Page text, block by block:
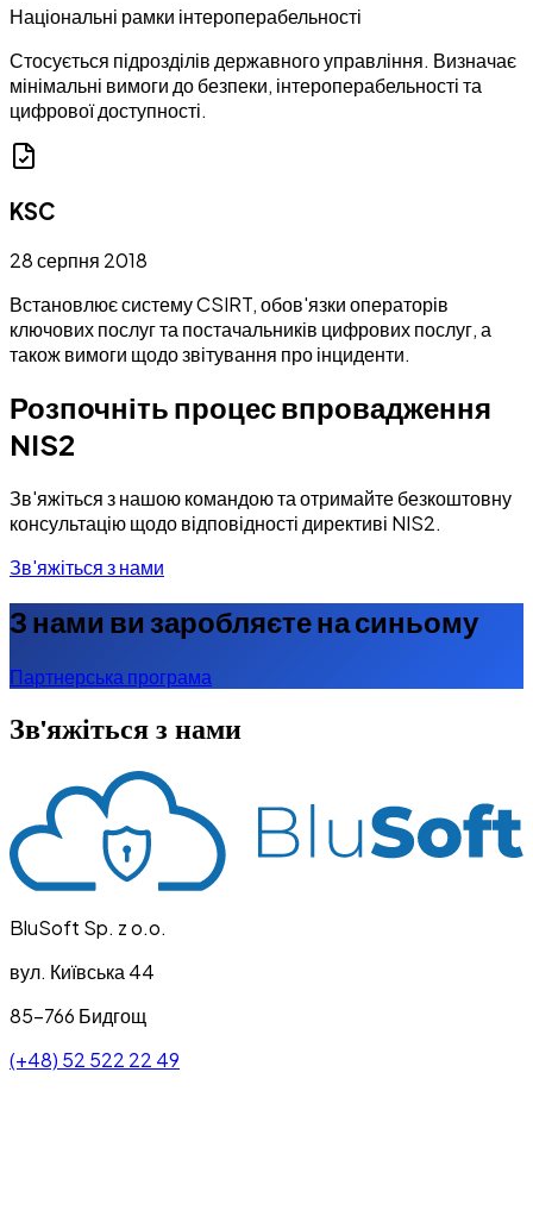
Національні рамки інтероперабельності
Стосується підрозділів державного управління. Визначає
мінімальні вимоги до безпеки, інтероперабельності та
цифрової доступності.
KSC
28 серпня 2018
Встановлює систему CSIRT, обов'язки операторів
ключових послуг та постачальників цифрових послуг, а
також вимоги щодо звітування про інциденти.
Розпочніть процес впровадження
NIS2
Зв'яжіться з нашою командою та отримайте безкоштовну
консультацію щодо відповідності директиві NIS2.
Зв'яжіться з нами
З нами ви заробляєте на синьому
Партнерська програма
Зв'яжіться з нами
BluSoft Sp. z o.o.
вул. Київська 44
85-766 Бидгощ
(+48) 52 522 22 49